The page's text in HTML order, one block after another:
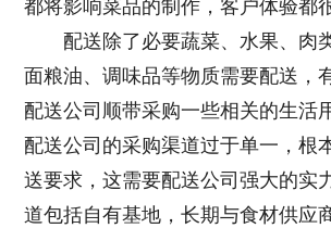
都将影响菜品的制作，客户体验都
配送除了必要蔬菜、水果、肉
面粮油、调味品等物质需要配送，
配送公司顺带采购一些相关的生活
配送公司的采购渠道过于单一，根
送要求，这需要配送公司强大的实
道包括自有基地，长期与食材供应